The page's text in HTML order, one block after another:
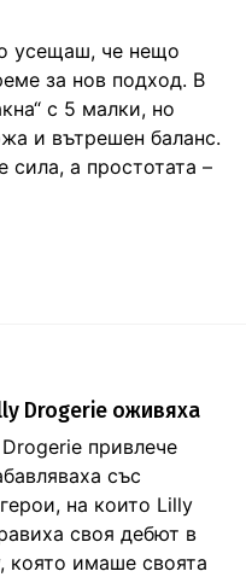
усещаш, че нещо
за нов подход. В
с 5 малки, но
и вътрешен баланс.
а простотата –
Drogerie оживяха
привлече
със
на които Lilly
своя дебют в
която имаше своята